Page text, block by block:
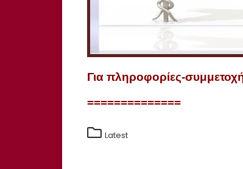
Για πληροφορίες-
==============
Latest